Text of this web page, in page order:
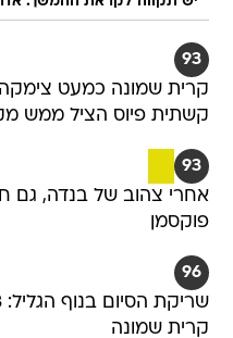
93
קרית שמונה כמעט צימקה
קשתית פיוס הציל ממש
93
אחרי צהוב של בנדה, גם
פוקסמן
96
קרית שמונה